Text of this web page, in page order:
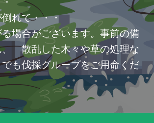
れて・・・
場合がございます。事前の備
、 散乱した木々や草の処理な
も伐採グループをご用命くだ